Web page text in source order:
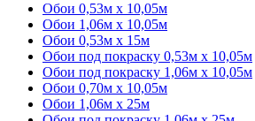
Обои 0,53м x 10,05м
Обои 1,06м х 10,05м
Обои 0,53м x 15м
Обои под покраску 0,53м x 10,05м
Обои под покраску 1,06м х 10,05м
Обои 0,70м x 10,05м
Обои 1,06м x 25м